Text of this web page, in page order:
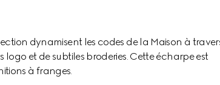
dynamisent les codes de la Maison à
logo et de subtiles broderies. Cette écharpe est
à franges.